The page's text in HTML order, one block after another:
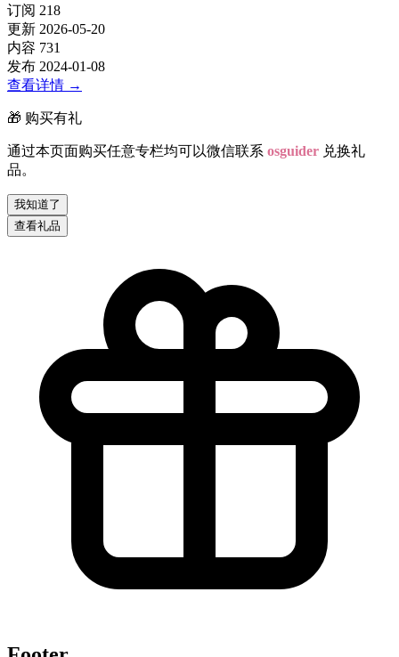
订阅 218
更新 2026-05-20
内容 731
发布 2024-01-08
查看详情 →
🎁 购买有礼
通过本页面购买任意专栏均可以微信联系 osguider 兑换礼
品。
我知道了
查看礼品